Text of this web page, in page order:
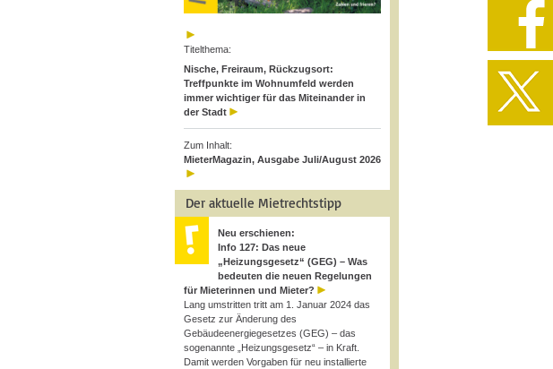
Titelthema:
Nische, Freiraum, Rückzugsort:
Treffpunkte im Wohnumfeld werden
immer wichtiger für das Miteinander in
der Stadt
Zum Inhalt:
MieterMagazin, Ausgabe Juli/August 2026
Der aktuelle Mietrechtstipp
Neu erschienen:
Info 127: Das neue
„Heizungsgesetz“ (GEG) – Was
bedeuten die neuen Regelungen
für Mieterinnen und Mieter?
Lang umstritten tritt am 1. Januar 2024 das
Gesetz zur Änderung des
Gebäudeenergiegesetzes (GEG) – das
sogenannte „Heizungsgesetz“ – in Kraft.
Damit werden Vorgaben für neu installierte